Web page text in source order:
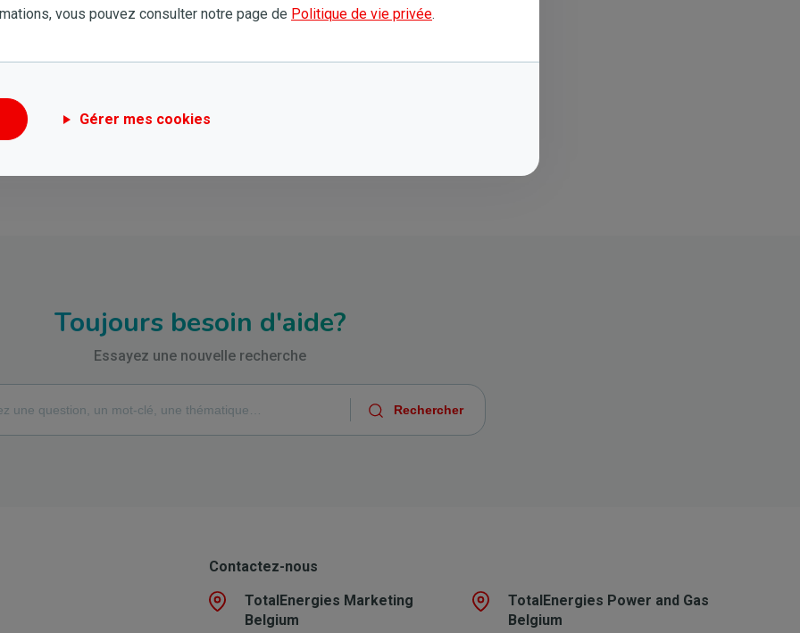
décompte mensuel.
Toujours besoin d'aide?
Essayez une nouvelle recherche
Contactez-nous
TotalEnergies Marketing
Belgium
TotalEnergies Power and Gas
Belgium
vous pouvez consulter notre page de Politique de vie privée.
Gérer mes cookies